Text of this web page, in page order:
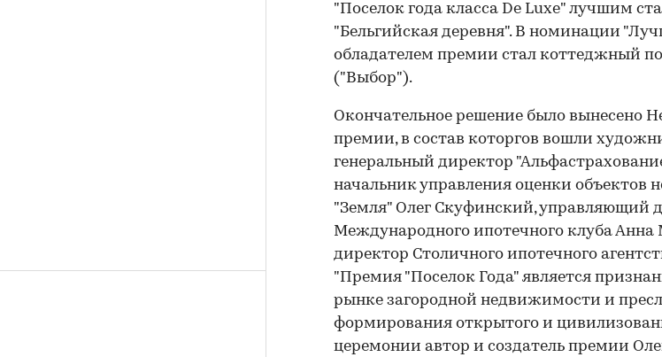
"Поселок года класса De Luxe" лучшим
"Бельгийская деревня". В номинации
обладателем премии стал коттеджный
("Выбор").
Окончательное решение было вынесено
премии, в состав которгов вошли
генеральный директор
начальник управления оценки
"Земля" Олег Скуфинский, управляющий
Международного ипотечного клуба Анна
директор Столичного ипотечного
"Премия "Поселок Года" является
рынке загородной недвижимости и
формирования открытого и
церемонии автор и создатель премии